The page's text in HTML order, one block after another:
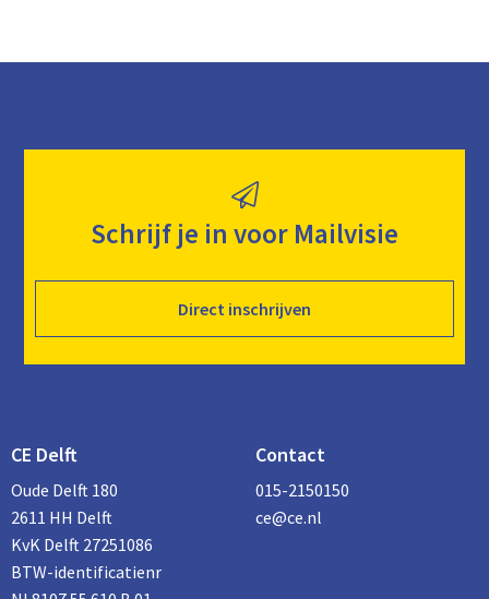
Schrijf je in voor Mailvisie
Direct inschrijven
CE Delft
Oude Delft 180
2611 HH Delft
KvK Delft 27251086
BTW-identificatienr
Contact
015-2150150
ce@ce.nl